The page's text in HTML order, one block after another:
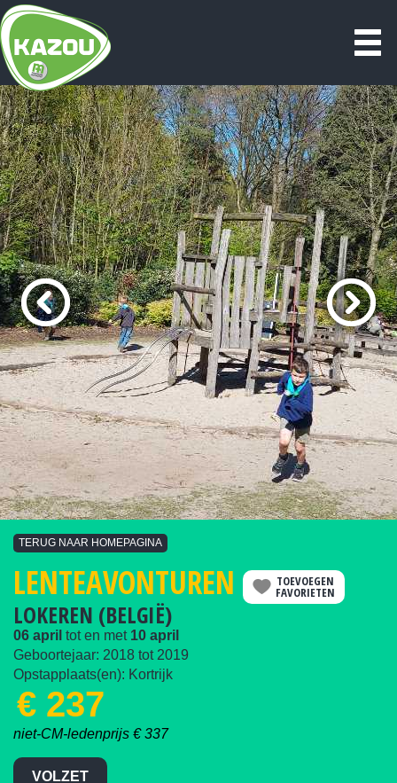
TERUG NAAR HOMEPAGINA
LENTEAVONTUREN TOEVOEGEN
FAVORIETEN
LOKEREN (BELGIË)
06 april tot en met 10 april
Geboortejaar: 2018 tot 2019
Opstapplaats(en): Kortrijk
€ 237
niet-CM-ledenprijs € 337
VOLZET